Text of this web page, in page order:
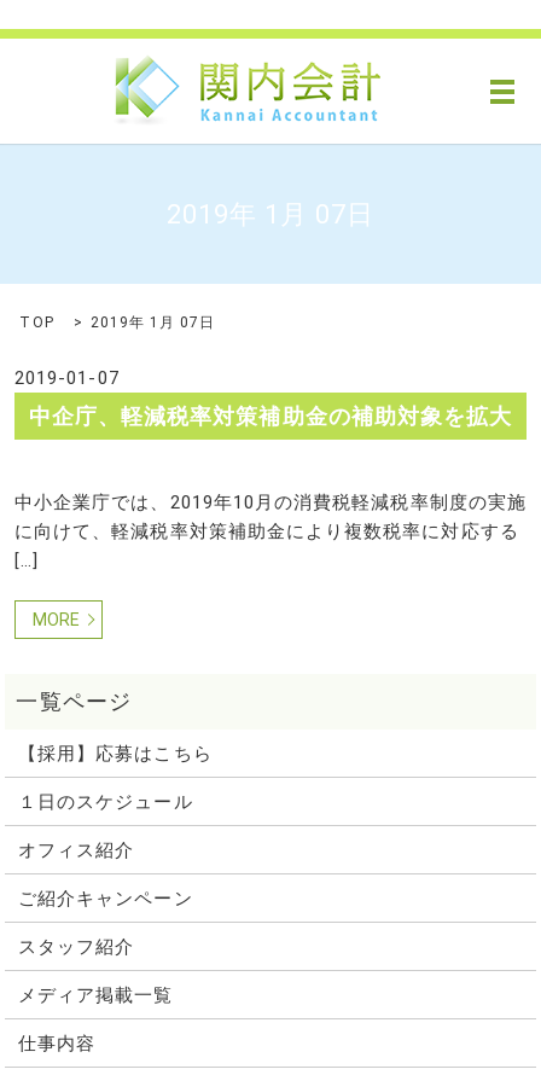
メ
2019年 1月 07日
TOP 2019年 1月 07日
2019-01-07
中企庁、軽減税率対策補助金の補助対象を拡大
中小企業庁では、2019年10月の消費税軽減税率制度の実施
に向けて、軽減税率対策補助金により複数税率に対応する
[…]
MORE
【採用】応募はこちら
１日のスケジュール
オフィス紹介
ご紹介キャンペーン
スタッフ紹介
メディア掲載一覧
仕事内容